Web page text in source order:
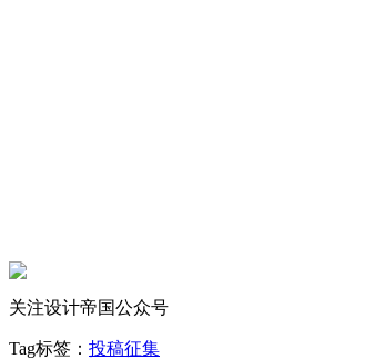
关注设计帝国公众号
Tag标签： 投稿征集